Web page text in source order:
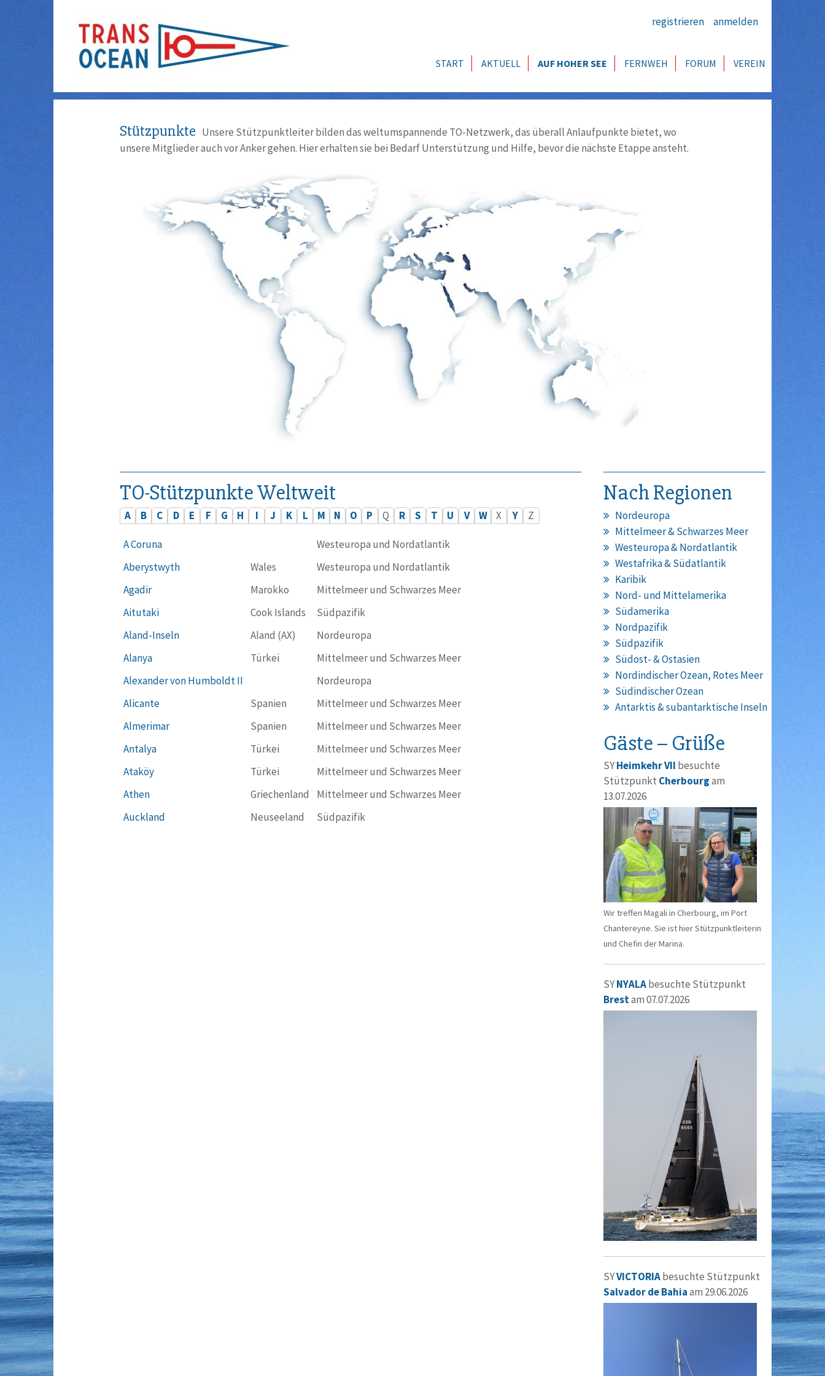
registrieren anmelden
START AKTUELL AUF HOHER SEE FERNWEH FORUM VEREIN
Stützpunkte Unsere Stützpunktleiter bilden das weltumspannende TO-Netzwerk, das überall Anlaufpunkte bietet, wo
unsere Mitglieder auch vor Anker gehen. Hier erhalten sie bei Bedarf Unterstützung und Hilfe, bevor die nächste Etappe ansteht.
TO-Stützpunkte Weltweit
A B C D E F G H I J K L M N O P Q R S T U V W X Y Z
A Coruna
Westeuropa und Nordatlantik
Aberystwyth
Wales
Westeuropa und Nordatlantik
Agadir
Marokko
Mittelmeer und Schwarzes Meer
Aitutaki
Cook Islands
Südpazifik
Aland-Inseln
Aland (AX)
Nordeuropa
Alanya
Türkei
Mittelmeer und Schwarzes Meer
Alexander von Humboldt II
Nordeuropa
Alicante
Spanien
Mittelmeer und Schwarzes Meer
Almerimar
Spanien
Mittelmeer und Schwarzes Meer
Antalya
Türkei
Mittelmeer und Schwarzes Meer
Ataköy
Türkei
Mittelmeer und Schwarzes Meer
Athen
Griechenland
Mittelmeer und Schwarzes Meer
Auckland
Neuseeland Südpazifik
Nach Regionen
Nordeuropa
Mittelmeer & Schwarzes Meer
Westeuropa & Nordatlantik
Westafrika & Südatlantik
Karibik
Nord- und Mittelamerika
Südamerika
Nordpazifik
Südpazifik
Südost- & Ostasien
Nordindischer Ozean, Rotes Meer
Südindischer Ozean
Antarktis & subantarktische Inseln
Gäste – Grüße
SYHeimkehr VII besuchte
Stützpunkt Cherbourgam
13.07.2026
Wir treffen Magali in Cherbourg, im Port
Chantereyne. Sie ist hier Stützpunktleiterin
und Chefin der Marina.
SYNYALAbesuchte Stützpunkt
Brestam 07.07.2026
SYVICTORIAbesuchte Stützpunkt
Salvador de Bahiaam 29.06.2026